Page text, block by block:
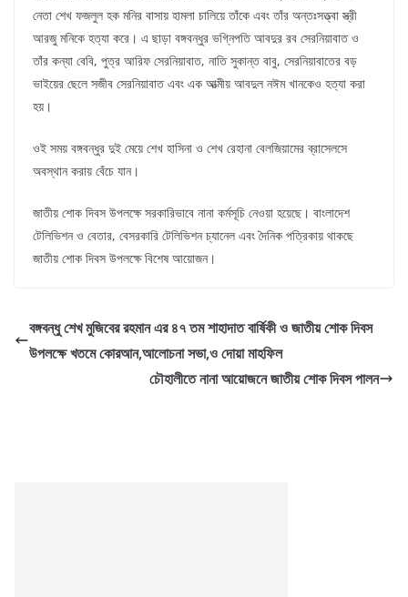
নেতা শেখ ফজলুল হক মনির বাসায় হামলা চালিয়ে তাঁকে এবং তাঁর অন্তঃসত্ত্বা স্ত্রী
আরজু মনিকে হত্যা করে। এ ছাড়া বঙ্গবন্ধুর ভগ্নিপতি আবদুর রব সেরনিয়াবাত ও
তাঁর কন্যা বেবি, পুত্র আরিফ সেরনিয়াবাত, নাতি সুকান্ত বাবু, সেরনিয়াবাতের বড়
ভাইয়ের ছেলে সজীব সেরনিয়াবাত এবং এক আত্মীয় আবদুল নঈম খানকেও হত্যা করা
হয়।
ওই সময় বঙ্গবন্ধুর দুই মেয়ে শেখ হাসিনা ও শেখ রেহানা বেলজিয়ামের ব্রাসেলসে
অবস্থান করায় বেঁচে যান।
জাতীয় শোক দিবস উপলক্ষে সরকারিভাবে নানা কর্মসূচি নেওয়া হয়েছে। বাংলাদেশ
টেলিভিশন ও বেতার, বেসরকারি টেলিভিশন চ্যানেল এবং দৈনিক পত্রিকায় থাকছে
জাতীয় শোক দিবস উপলক্ষে বিশেষ আয়োজন।
বঙ্গবন্ধু শেখ মুজিবের রহমান এর ৪৭ তম শাহাদাত বার্ষিকী ও জাতীয় শোক দিবস
উপলক্ষে খতমে কোরআন,আলোচনা সভা,ও দোয়া মাহফিল
চৌহালীতে নানা আয়োজনে জাতীয় শোক দিবস পালন